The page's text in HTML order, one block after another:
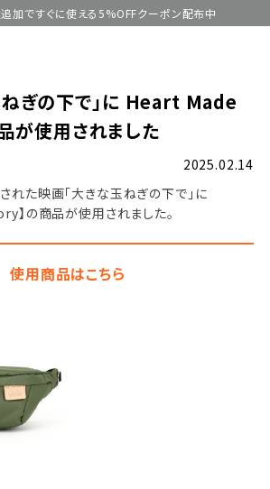
加ですぐに使える5%OFFクーポン配布中
ねぎの下で」に Heart Made
が使用されました
2025.02.14
た映画「大きな玉ねぎの下で」に
】の商品が使用されました。
使用商品はこちら